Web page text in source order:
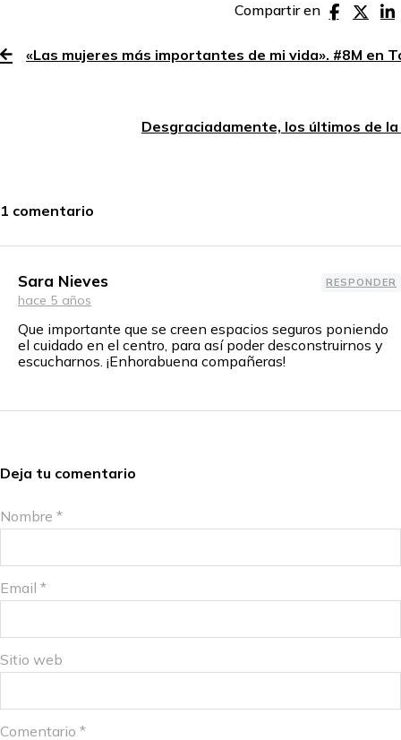
Compartir en
«Las mujeres más importantes de mi vida». #8M en
Desgraciadamente, los últimos de
1 comentario
Sara Nieves
hace 5 años
RESPONDER
Que importante que se creen espacios seguros poniendo
el cuidado en el centro, para así poder desconstruirnos y
escucharnos. ¡Enhorabuena compañeras!
Deja tu comentario
Nombre *
Email *
Sitio web
Comentario *